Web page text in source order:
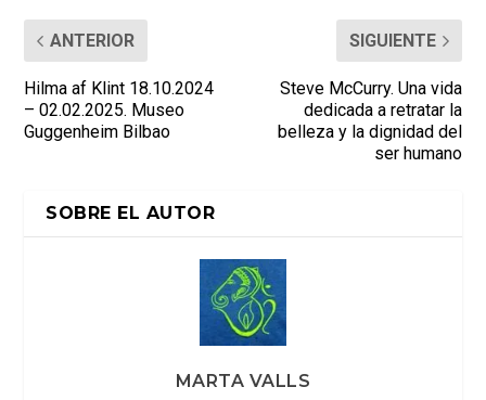
ANTERIOR
Hilma af Klint 18.10.2024
– 02.02.2025. Museo
Guggenheim Bilbao
SIGUIENTE
Steve McCurry. Una vida
dedicada a retratar la
belleza y la dignidad del
ser humano
SOBRE EL AUTOR
MARTA VALLS